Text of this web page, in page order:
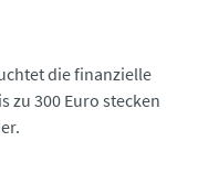
die finanzielle
zu 300 Euro stecken